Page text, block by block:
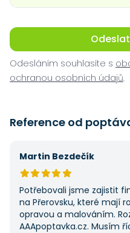
Odesláním souhlasíte s
ochranou osobních údajů.
Reference od
Martin Bezdečík
Potřebovali jsme zajistit
na Přerovsku, které mají
opravou a malováním.
AAApoptavka.cz. Musím